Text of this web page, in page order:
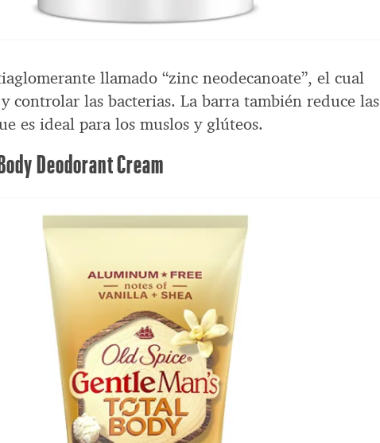
llamado “zinc neodecanoate”, el cual
controlar las bacterias. La barra también reduce las
es ideal para los muslos y glúteos.
Deodorant Cream